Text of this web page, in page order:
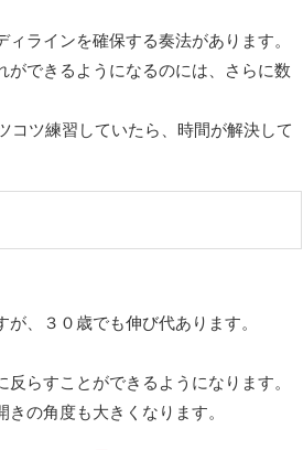
ラインを確保する奏法があります。
できるようになるのには、さらに数
ツ練習していたら、時間が解決して
、３０歳でも伸び代あります。
らすことができるようになります。
の角度も大きくなります。